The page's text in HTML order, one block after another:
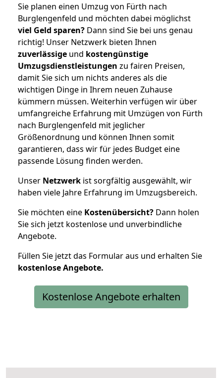
Sie planen einen Umzug von Fürth nach
Burglengenfeld und möchten dabei möglichst
viel Geld sparen? Dann sind Sie bei uns genau
richtig! Unser Netzwerk bieten Ihnen
zuverlässige und kostengünstige
Umzugsdienstleistungen zu fairen Preisen,
damit Sie sich um nichts anderes als die
wichtigen Dinge in Ihrem neuen Zuhause
kümmern müssen. Weiterhin verfügen wir über
umfangreiche Erfahrung mit Umzügen von Fürth
nach Burglengenfeld mit jeglicher
Größenordnung und können Ihnen somit
garantieren, dass wir für jedes Budget eine
passende Lösung finden werden.
Unser Netzwerk ist sorgfältig ausgewählt, wir
haben viele Jahre Erfahrung im Umzugsbereich.
Sie möchten eine Kostenübersicht? Dann holen
Sie sich jetzt kostenlose und unverbindliche
Angebote.
Füllen Sie jetzt das Formular aus und erhalten Sie
kostenloseAngebote.
Kostenlose Angebote erhalten